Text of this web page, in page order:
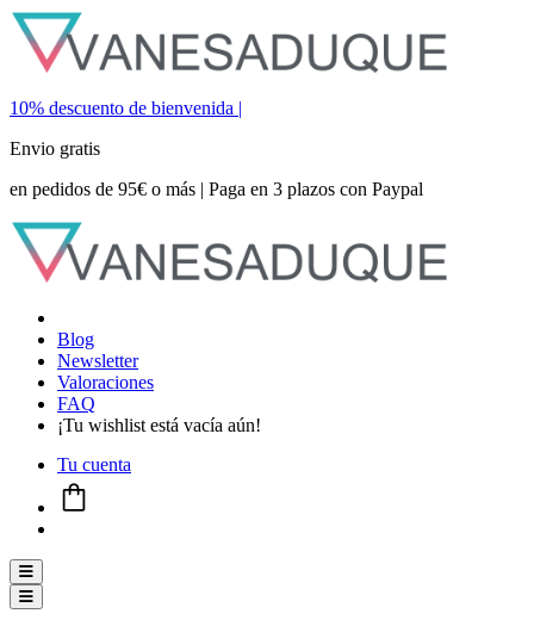
10% descuento de bienvenida |
Envio gratis
en pedidos de 95€ o más | Paga en 3 plazos con Paypal
Blog
Newsletter
Valoraciones
FAQ
¡Tu wishlist está vacía aún!
Tu cuenta
Menú conmutador hamburguesa
Menú conmutador hamburguesa